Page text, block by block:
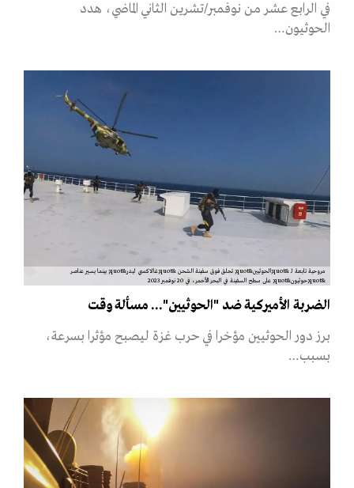
في الرابع عشر من نوفمبر/تشرين الثاني الماضي، هدد
الحوثيون…
مروحية تابعة لـ &quot;الحوثيين&quot; تحلق فوق سفينة الشحن &quot;غالاكسي ليدر&quot; بينما يسير عناصر
&quot;حوثيون&quot; على سطح السفينة في البحر الأحمر، في 20 نوفمبر 2023
الضربة الأميركية ضد "الحوثيين"... مسألة وقت
برز دور الحوثيين مؤخرا في حرب غزة ليصبح مؤثرا بسرعة،
بسبب…